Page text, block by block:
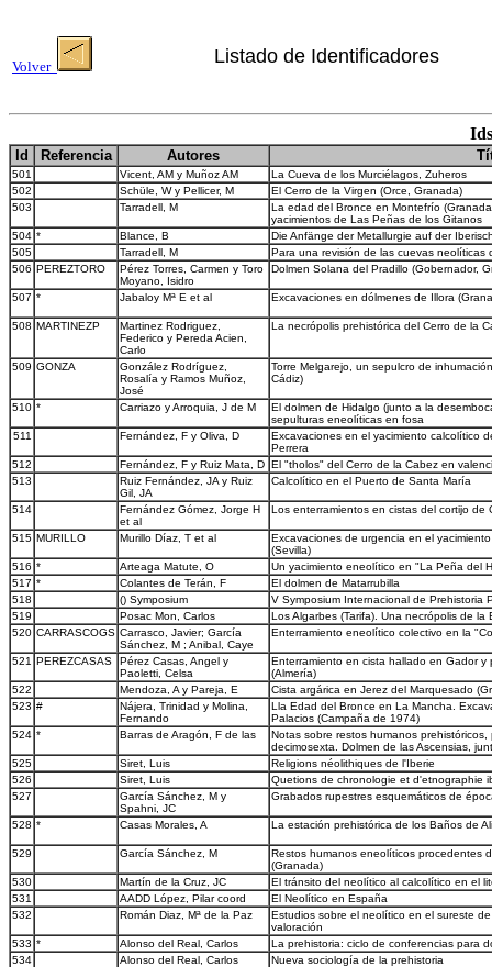
Volver Listado de Identificadores
Id Referencia Autores
501 Vicent, AM y Muñoz AM
La Cueva de los Murciélagos, Zuheros
502
Schüle, W y Pellicer, M
El Cerro de la Virgen (Orce, Granada)
503
Tarradell, M
La edad del Bronce en Montefrío
yacimientos de Las Peñas de los Gitanos
504 * Blance, B
Die Anfänge der Metallurgie auf der
505
Tarradell, M
Para una revisión de las cuevas neolíticas
506 PEREZTORO
Pérez Torres, Carmen y Toro
Moyano, Isidro
Dolmen Solana del Pradillo (Gobernador,
507 * Jabaloy Mª E et al Excavaciones en dólmenes de Illora
508 MARTINEZP
Martinez Rodriguez,
Federico y Pereda Acien,
Carlo
La necrópolis prehistórica del Cerro de la
509 GONZA
González Rodríguez,
Rosalía y Ramos Muñoz,
José
Torre Melgarejo, un sepulcro de
Cádiz)
510 * Carriazo y Arroquia, J de M
El dolmen de Hidalgo (junto a la
sepulturas eneolíticas en fosa
511
Fernández, F y Oliva, D
Excavaciones en el yacimiento calcolítico
Perrera
512
Fernández, F y Ruiz Mata, D El "tholos" del Cerro de la Cabez en
513
Ruiz Fernández, JA y Ruiz
Gil, JA
Calcolítico en el Puerto de Santa María
514
Fernández Gómez, Jorge H
et al
Los enterramientos en cistas del cortijo de
515 MURILLO Murillo Díaz, T et al
Excavaciones de urgencia en el
(Sevilla)
516 * Arteaga Matute, O
Un yacimiento eneolítico en "La Peña del
517 * Colantes de Terán, F
El dolmen de Matarrubilla
518
() Symposium
V Symposium Internacional de Prehistoria
519
Posac Mon, Carlos
Los Algarbes (Tarifa). Una necrópolis de la
520 CARRASCOGS Carrasco, Javier; García
Sánchez, M ; Anibal, Caye
Enterramiento eneolítico colectivo en la
521 PEREZCASAS
Pérez Casas, Angel y
Paoletti, Celsa
Enterramiento en cista hallado en Gador
(Almería)
522
Mendoza, A y Pareja, E
Cista argárica en Jerez del Marquesado
523 #
Nájera, Trinidad y Molina,
Fernando
Lla Edad del Bronce en La Mancha.
Palacios (Campaña de 1974)
524 * Barras de Aragón, F de las
Notas sobre restos humanos
decimosexta. Dolmen de las Ascensias,
525
Siret, Luis
Religions néolithiques de l'Iberie
526
Siret, Luis
Quetions de chronologie et d'etnographie
527
García Sánchez, M y
Spahni, JC
Grabados rupestres esquemáticos de
528 * Casas Morales, A La estación prehistórica de los Baños de
529 García Sánchez, M
Restos humanos eneolíticos procedentes
(Granada)
530
Martín de la Cruz, JC
El tránsito del neolítico al calcolítico en el
531
AADD López, Pilar coord
El Neolítico en España
532
Román Diaz, Mª de la Paz
Estudios sobre el neolítico en el sureste
valoración
533 * Alonso del Real, Carlos
La prehistoria: ciclo de conferencias para
534
Alonso del Real, Carlos
Nueva sociología de la prehistoria